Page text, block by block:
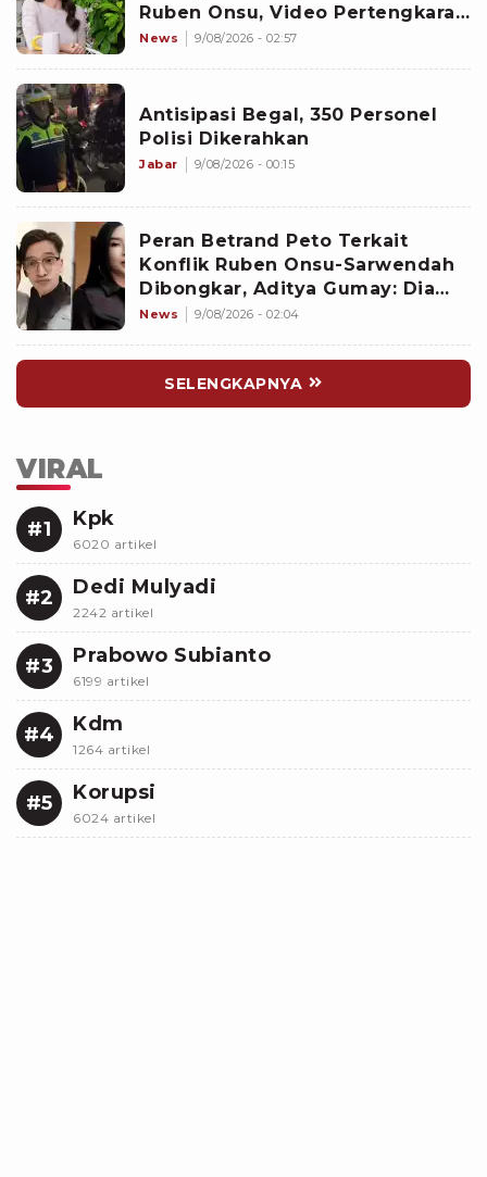
Ruben Onsu, Video Pertengkaran
Ikut Disorot
News 9/08/2026 - 02:57
Antisipasi Begal, 350 Personel
Polisi Dikerahkan
Jabar 9/08/2026 - 00:15
Peran Betrand Peto Terkait
Konflik Ruben Onsu-Sarwendah
Dibongkar, Aditya Gumay: Dia
Pemegang Kartu
News 9/08/2026 - 02:04
SELENGKAPNYA
VIRAL
#1 Kpk
6020 artikel
#2 Dedi Mulyadi
2242 artikel
#3 Prabowo Subianto
6199 artikel
#4 Kdm
1264 artikel
#5 Korupsi
6024 artikel